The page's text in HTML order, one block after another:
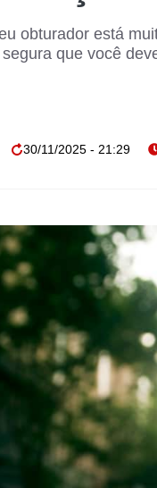
obturador está
que você
30/11/2025 - 21:29